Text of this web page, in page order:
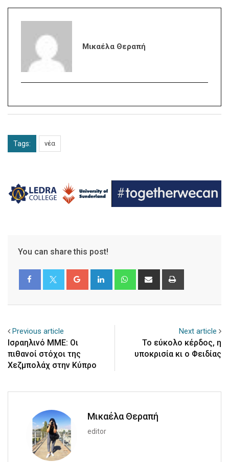
Μικαέλα Θεραπή
Tags: νέα
You can share this post!
Google+ LinkedIn WhatsappShare
Previous article
Ισραηλινό ΜΜΕ: Oι
πιθανοί στόχοι της
Χεζμπολάχ στην Κύπρο
Next article
Το εύκολο κέρδος, η
υποκρισία κι ο Φειδίας
Μικαέλα Θεραπή
editor